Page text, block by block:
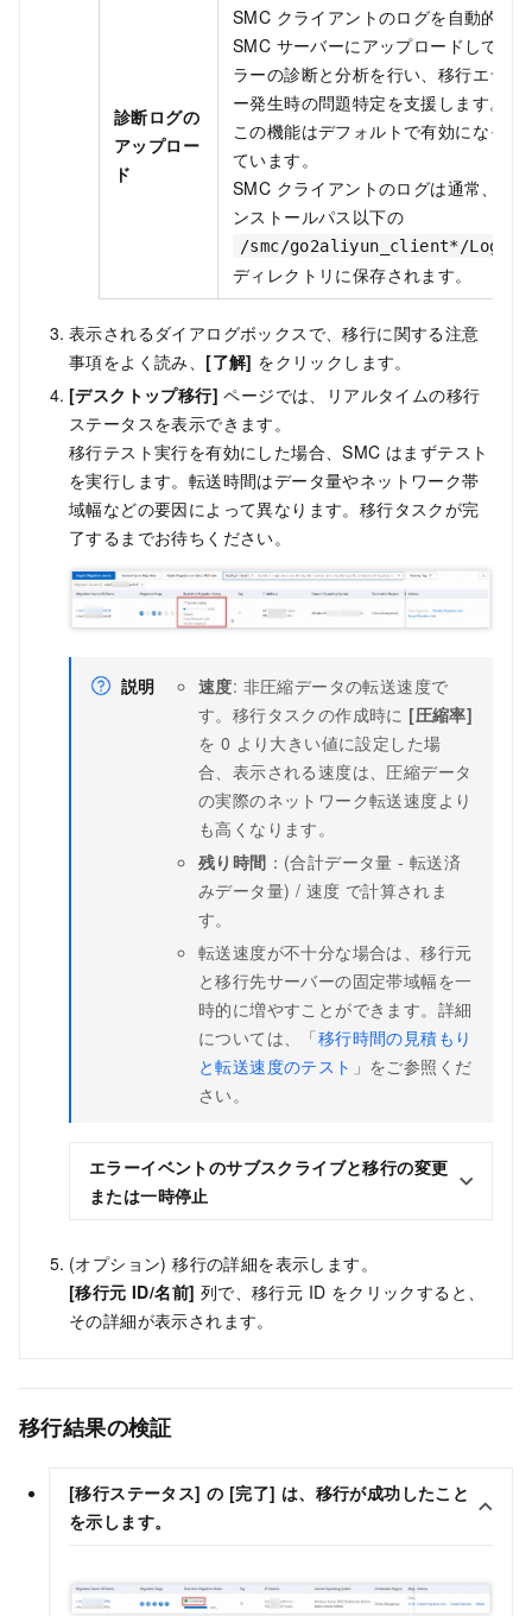
診断ログの
アップロー
ド
SMC クライアントのログを自動的に
SMC サーバーにアップロードしてエ
ラーの診断と分析を行い、移行エラ
ー発生時の問題特定を支援します。
この機能はデフォルトで有効になっ
ています。
SMC クライアントのログは通常、イ
ンストールパス以下の
/smc/go2aliyun_client*/Logs
ディレクトリに保存されます。
表示されるダイアログボックスで、移行に関する注意
事項をよく読み、 [了解] をクリックします。
[デスクトップ移行] ページでは、リアルタイムの移行
ステータスを表示できます。
移行テスト実行を有効にした場合、SMC はまずテスト
を実行します。転送時間はデータ量やネットワーク帯
域幅などの要因によって異なります。移行タスクが完
了するまでお待ちください。
説明 速度: 非圧縮データの転送速度で
す。移行タスクの作成時に [圧縮率]
を 0 より大きい値に設定した場
合、表示される速度は、圧縮データ
の実際のネットワーク転送速度より
も高くなります。
残り時間 ：(合計データ量 - 転送済
みデータ量) / 速度 で計算されま
す。
転送速度が不十分な場合は、移行元
と移行先サーバーの固定帯域幅を一
時的に増やすことができます。詳細
については、「移行時間の見積もり
と転送速度のテスト 」をご参照くだ
さい。
エラーイベントのサブスクライブと移行の変更
または一時停止
(オプション) 移行の詳細を表示します。
[移行元 ID/名前] 列で、移行元 ID をクリックすると、
その詳細が表示されます。
移行結果の検証
[移行ステータス] の [完了] は、移行が成功したこと
を示します。